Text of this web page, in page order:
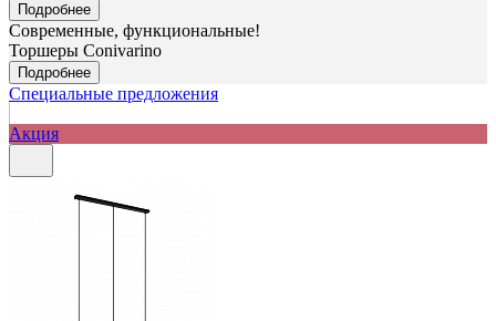
Подробнее
Современные, функциональные!
Торшеры Сonivarino
Подробнее
Специальные предложения
Акция